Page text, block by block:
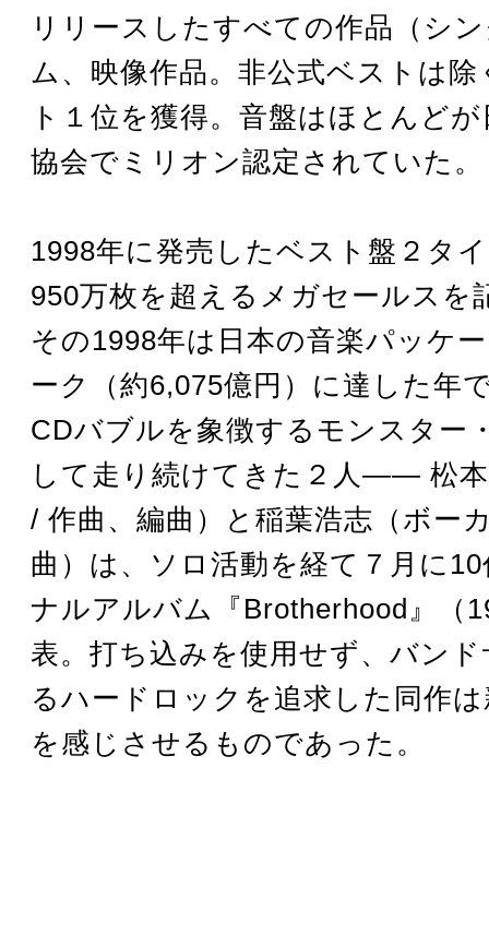
リリースしたすべての作品（シ
ム、映像作品。非公式ベストは
ト１位を獲得。音盤はほとんど
協会でミリオン認定されていた。
1998年に発売したベスト盤２タ
950万枚を超えるメガセールスを
その1998年は日本の音楽パッケ
ーク（約6,075億円）に達した年
CDバブルを象徴するモンスター
して走り続けてきた２人―― 松
/ 作曲、編曲）と稲葉浩志（ボー
曲）は、ソロ活動を経て７月に
ナルアルバム『Brotherhood』（
表。打ち込みを使用せず、バン
るハードロックを追求した同作
を感じさせるものであった。